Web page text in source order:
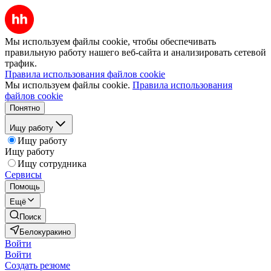
Мы используем файлы cookie, чтобы обеспечивать
правильную работу нашего веб-сайта и анализировать сетевой
трафик.
Правила использования файлов cookie
Мы используем файлы cookie. Правила использования
файлов cookie
Понятно
Ищу работу
Ищу работу
Ищу работу
Ищу сотрудника
Сервисы
Помощь
Ещё
Поиск
Белокуракино
Войти
Войти
Создать резюме